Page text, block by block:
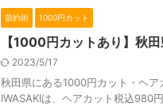
節約術 1000円カット
【1000円カットあり】秋
2023/5/17
秋田県にある1000円カット・ヘ
IWASAKIは、ヘアカット税込980